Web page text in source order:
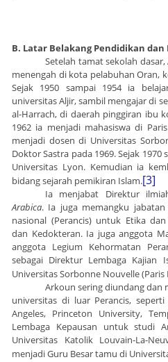
B. Latar Belakang Pendidikan dan
Setelah tamat sekolah
menengah di kota pelabuhan Oran,
Sejak 1950 sampai 1954 ia
universitas Aljir, sambil mengajar di
al-Harrach, di daerah pinggiran ibu
1962 ia menjadi mahasiswa di
menjadi dosen di Universitas
Doktor Sastra pada 1969. Sejak
Universitas Lyon. Kemudian ia
bidang sejarah pemikiran Islam.[3]
Ia menjabat Direktur
Arabica. Ia juga memangku
nasional (Perancis) untuk Etika
dan Kedokteran. Ia juga anggota
anggota Legium Kehormatan
sebagai Direktur Lembaga Kajian
Universitas Sorbonne Nouvelle (Paris
Arkoun sering diundang dan
universitas di luar Perancis,
Angeles, Princeton University,
Lembaga Kepausan untuk studi
Universitas Katolik Louvain-La-
menjadi Guru Besar tamu di